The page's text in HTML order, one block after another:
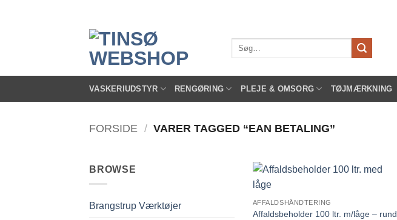
Søg
efter:
VASKERIUDSTYR RENGØRING PLEJE & OMSORG TØJMÆRKNING
FORSIDE / VARER TAGGED “EAN BETALING”
BROWSE
Brangstrup Værktøjer AFFALDSHÅNDTERING
Affaldsbeholder 100 ltr. m/låge – rund